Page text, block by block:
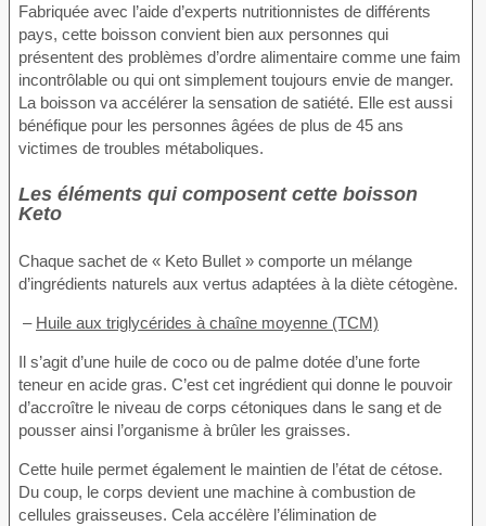
Fabriquée avec l’aide d’experts nutritionnistes de différents
pays, cette boisson convient bien aux personnes qui
présentent des problèmes d’ordre alimentaire comme une faim
incontrôlable ou qui ont simplement toujours envie de manger.
La boisson va accélérer la sensation de satiété. Elle est aussi
bénéfique pour les personnes âgées de plus de 45 ans
victimes de troubles métaboliques.
Les éléments qui composent cette boisson
Keto
Chaque sachet de « Keto Bullet » comporte un mélange
d’ingrédients naturels aux vertus adaptées à la diète cétogène.
– Huile aux triglycérides à chaîne moyenne (TCM)
Il s’agit d’une huile de coco ou de palme dotée d’une forte
teneur en acide gras. C’est cet ingrédient qui donne le pouvoir
d’accroître le niveau de corps cétoniques dans le sang et de
pousser ainsi l’organisme à brûler les graisses.
Cette huile permet également le maintien de l’état de cétose.
Du coup, le corps devient une machine à combustion de
cellules graisseuses. Cela accélère l’élimination de